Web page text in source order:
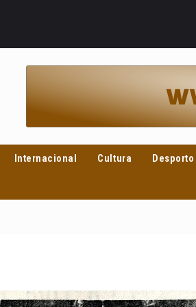
Internacional Cultura Desporto